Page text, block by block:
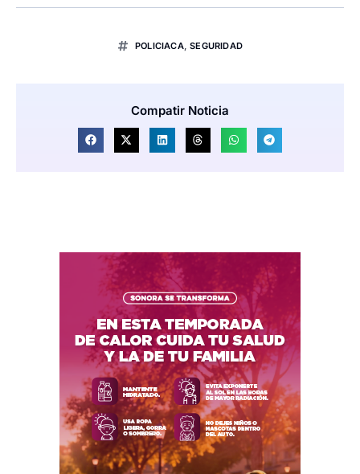
POLICIACA,SEGURIDAD
Compatir Noticia